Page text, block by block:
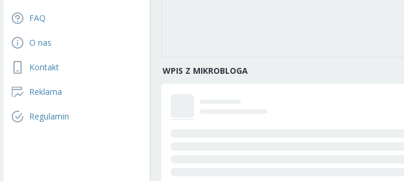
FAQ
O nas
Kontakt
Reklama
Regulamin
WPIS Z MIKROBLOGA